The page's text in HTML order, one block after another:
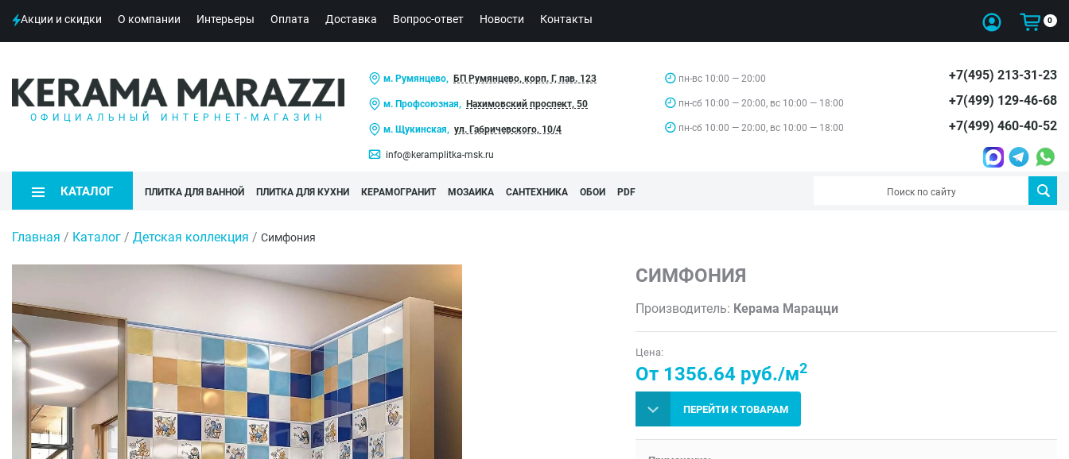
Акции и скидки О компании Интерьеры Оплата Доставка Вопрос-ответ Новости Контакты 0
ОФИЦИАЛЬНЫЙ ИНТЕРНЕТ-МАГАЗИН
м. Румянцево, БП Румянцево, корп. Г, пав. 123
м. Профсоюзная, Нахимовский проспект, 50
м. Щукинская, ул. Габричевского, 10/4
info@keramplitka-msk.ru
пн-вс 10:00 — 20:00
пн-сб 10:00 — 20:00, вс 10:00 — 18:00
пн-сб 10:00 — 20:00, вс 10:00 — 18:00
+7(495) 213-31-23
+7(499) 129-46-68
+7(499) 460-40-52
КАТАЛОГ ПЛИТКА ДЛЯ ВАННОЙ ПЛИТКА ДЛЯ КУХНИ КЕРАМОГРАНИТ МОЗАИКА САНТЕХНИКА ОБОИ PDF
Главная / Каталог / Детская коллекция / Симфония
СИМФОНИЯ
Производитель: Керама Марацци
Цена:
От 1356.64 руб./м2
ПЕРЕЙТИ К ТОВАРАМ